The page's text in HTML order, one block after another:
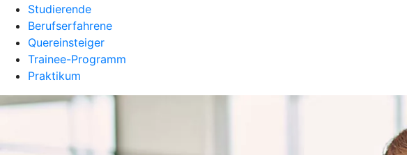
Studierende
Berufserfahrene
Quereinsteiger
Trainee-Programm
Praktikum